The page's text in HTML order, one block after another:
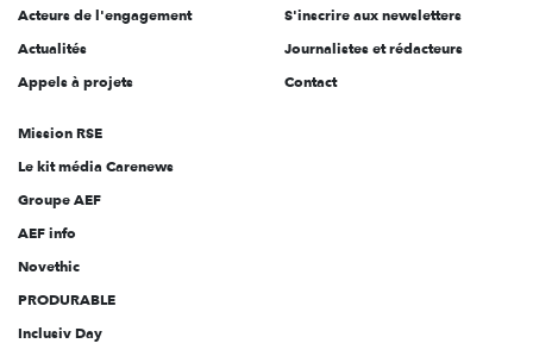
Acteurs de l'engagement
Actualités
Appels à projets
S'inscrire aux newsletters
Journalistes et rédacteurs
Contact
Mission RSE
Le kit média Carenews
Groupe AEF
AEF info
Novethic
PRODURABLE
Inclusiv Day